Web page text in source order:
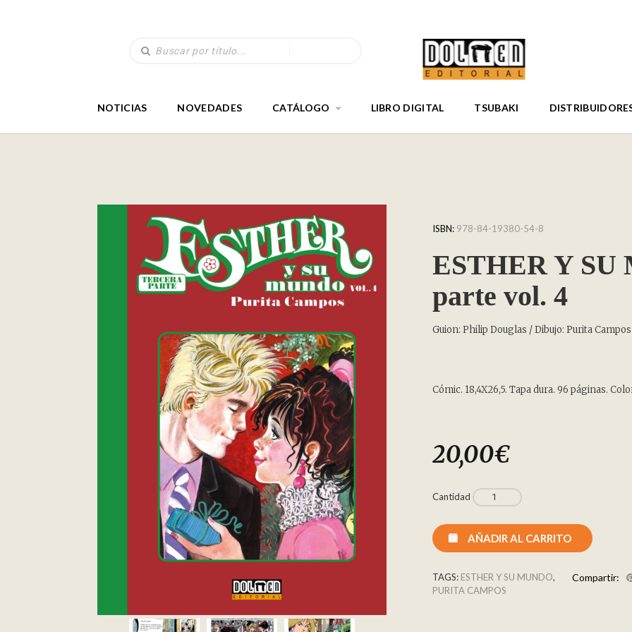
NOTICIAS NOVEDADES CATÁLOGO LIBRO DIGITAL TSUBAKI
ISBN: 978-84-19380-54-8
ESTHER Y SU
parte vol. 4
Guion: Philip Douglas / Dibujo: Purita Campos
Cómic. 18,4X26,5. Tapa dura. 96 páginas.
20,00€
Cantidad
AÑADIR AL CARRITO
TAGS: ESTHER Y SU MUNDO,
PURITA CAMPOS
Compartir: